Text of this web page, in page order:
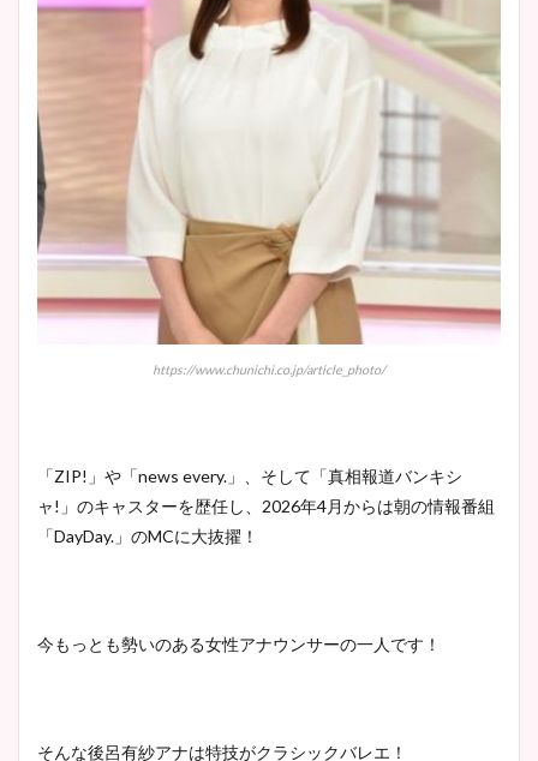
https://www.chunichi.co.jp/article_photo/
「ZIP!」や「news every.」、そして「真相報道バンキシ
ャ!」のキャスターを歴任し、2026年4月からは朝の情報番組
「DayDay.」のMCに大抜擢！
今もっとも勢いのある女性アナウンサーの一人です！
そんな後呂有紗アナは特技がクラシックバレエ！